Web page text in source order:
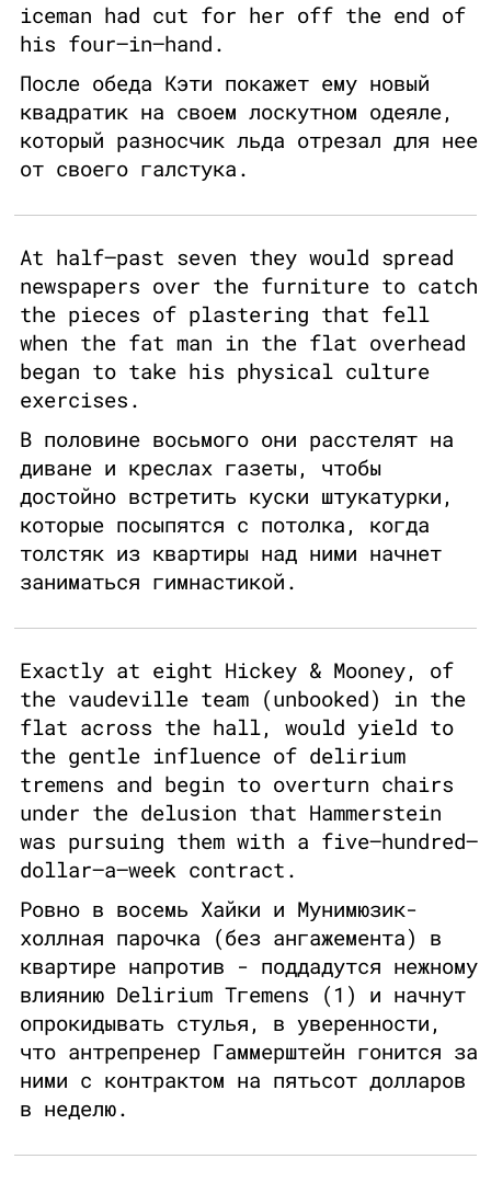
iceman had cut for her off the end of
his four–in–hand.
После обеда Кэти покажет ему новый
квадратик на своем лоскутном одеяле,
который разносчик льда отрезал для нее
от своего галстука.
At half–past seven they would spread
newspapers over the furniture to catch
the pieces of plastering that fell
when the fat man in the flat overhead
began to take his physical culture
exercises.
В половине восьмого они расстелят на
диване и креслах газеты, чтобы
достойно встретить куски штукатурки,
которые посыпятся с потолка, когда
толстяк из квартиры над ними начнет
заниматься гимнастикой.
Exactly at eight Hickey & Mooney, of
the vaudeville team (unbooked) in the
flat across the hall, would yield to
the gentle influence of delirium
tremens and begin to overturn chairs
under the delusion that Hammerstein
was pursuing them with a five–hundred–
dollar–a–week contract.
Ровно в восемь Хайки и Мунимюзик-
холлная парочка (без ангажемента) в
квартире напротив - поддадутся нежному
влиянию Delirium Тгеmens (1) и начнут
опрокидывать стулья, в уверенности,
что антрепренер Гаммерштейн гонится за
ними с контрактом на пятьсот долларов
в неделю.